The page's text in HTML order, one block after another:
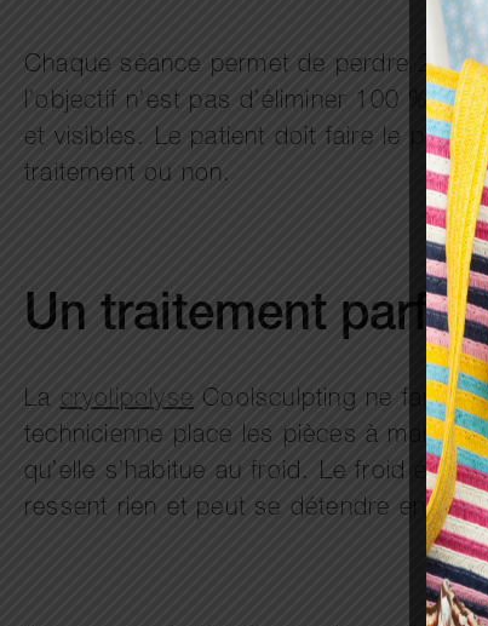
Chaque séance permet de perdre 20 à
l’objectif n’est pas d’éliminer 100 %
et visibles. Le patient doit faire le point
traitement ou non.
Un traitement
Lacryolipolyse Coolsculpting ne fait
technicienne place les pièces à main
qu’elle s’habitue au froid. Le froid
ressent rien et peut se détendre en tout